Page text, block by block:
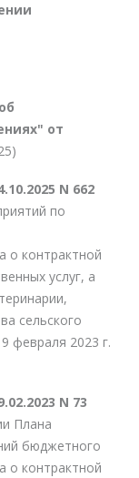
от
N 662
по
о контрактной
услуг, а
сельского
февраля 2023 г.
N 73
Плана
бюджетного
о контрактной